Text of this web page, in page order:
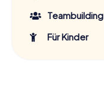
Teambuilding
Für Kinder